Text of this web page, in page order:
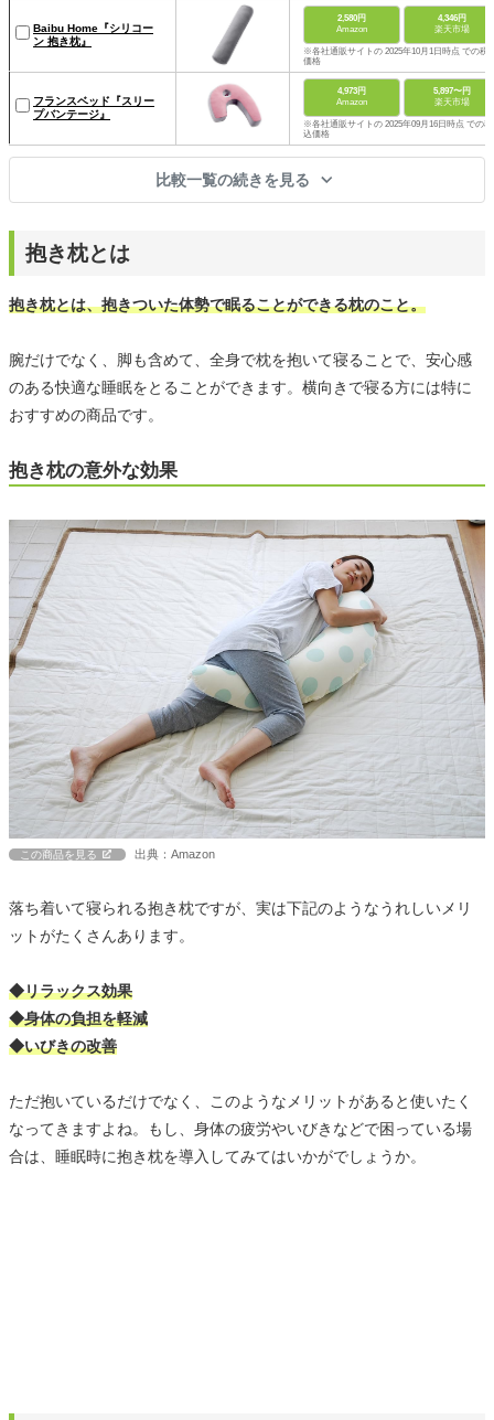
Baibu Home『シリコー
ン 抱き枕』
2,580円
Amazon
4,346円
楽天市場
※各社通販サイトの 2025年10月1日時点 での税
価格
フランスベッド『スリー
プバンテージ』
4,973円
Amazon
5,897〜円
楽天市場
※各社通販サイトの 2025年09月16日時点 での税
込価格
比較一覧の続きを見る
抱き枕とは
抱き枕とは、抱きついた体勢で眠ることができる枕のこと。
腕だけでなく、脚も含めて、全身で枕を抱いて寝ることで、安心感
のある快適な睡眠をとることができます。横向きで寝る方には特に
おすすめの商品です。
抱き枕の意外な効果
この商品を見る 出典：Amazon
落ち着いて寝られる抱き枕ですが、実は下記のようなうれしいメリ
ットがたくさんあります。
◆リラックス効果
◆身体の負担を軽減
◆いびきの改善
ただ抱いているだけでなく、このようなメリットがあると使いたく
なってきますよね。もし、身体の疲労やいびきなどで困っている場
合は、睡眠時に抱き枕を導入してみてはいかがでしょうか。